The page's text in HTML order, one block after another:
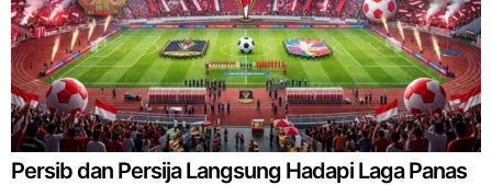
Persib dan Persija Langsung Hadapi Laga Panas